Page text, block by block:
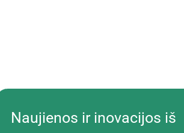
Naujienos ir inovacijos iš